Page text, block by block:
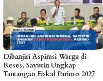
Dibanjiri Aspirasi Warga di
Reses, Sayutin Ungkap
Tantangan Fiskal Parimo 2027